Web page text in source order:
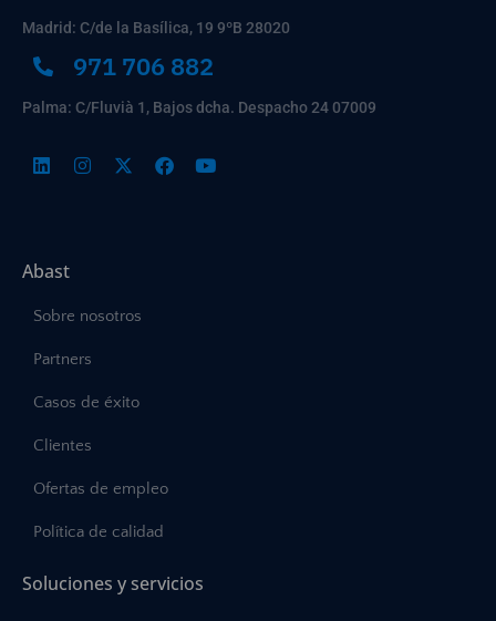
Madrid: C/de la Basílica, 19 9ºB 28020
971 706 882
Palma: C/Fluvià 1, Bajos dcha. Despacho 24 07009
Abast
Sobre nosotros
Partners
Casos de éxito
Clientes
Ofertas de empleo
Política de calidad
Soluciones y servicios